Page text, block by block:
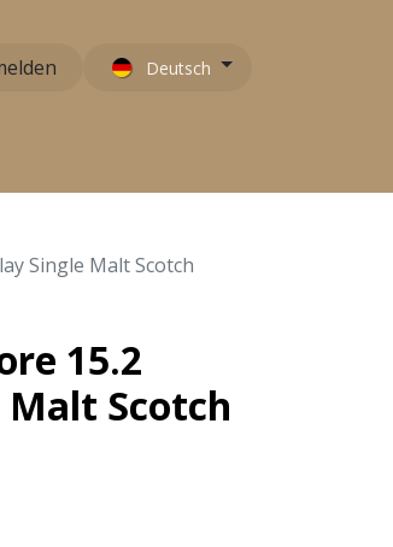
Deutsch
Single Malt Scotch
15.2
Malt Scotch